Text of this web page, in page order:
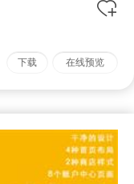
下载 在线预览